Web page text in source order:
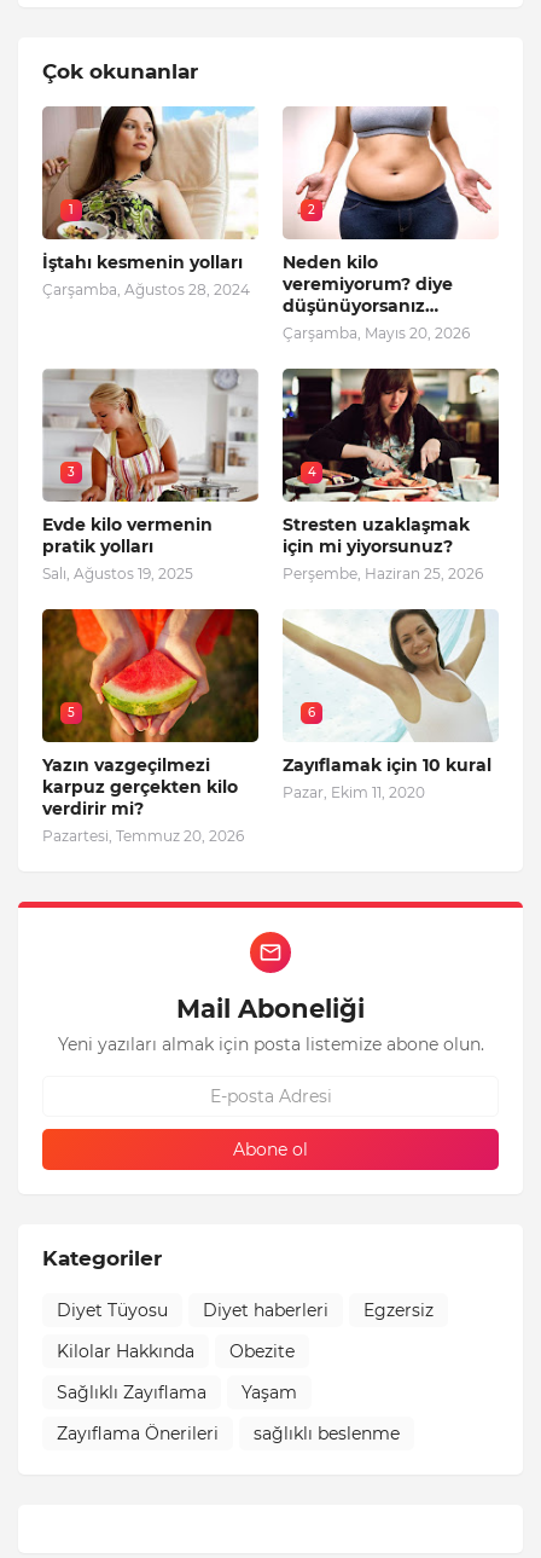
Çok okunanlar
1
İştahı kesmenin yolları
Çarşamba, Ağustos 28, 2024
2
Neden kilo
veremiyorum? diye
düşünüyorsanız…
Çarşamba, Mayıs 20, 2026
3
Evde kilo vermenin
pratik yolları
Salı, Ağustos 19, 2025
4
Stresten uzaklaşmak
için mi yiyorsunuz?
Perşembe, Haziran 25, 2026
5
Yazın vazgeçilmezi
karpuz gerçekten kilo
verdirir mi?
Pazartesi, Temmuz 20, 2026
6
Zayıflamak için 10 kural
Pazar, Ekim 11, 2020
Mail Aboneliği
Yeni yazıları almak için posta listemize abone olun.
Kategoriler
Diyet Tüyosu Diyet haberleri
Egzersiz
Kilolar Hakkında
Obezite
Sağlıklı Zayıflama
Yaşam
Zayıflama Önerileri
sağlıklı beslenme